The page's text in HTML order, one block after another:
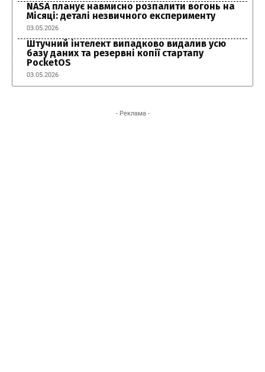
NASA планує навмисно розпалити вогонь на
Місяці: деталі незвичного експерименту
03.05.2026
Штучний інтелект випадково видалив усю
базу даних та резервні копії стартапу
PocketOS
03.05.2026
- Реклама -